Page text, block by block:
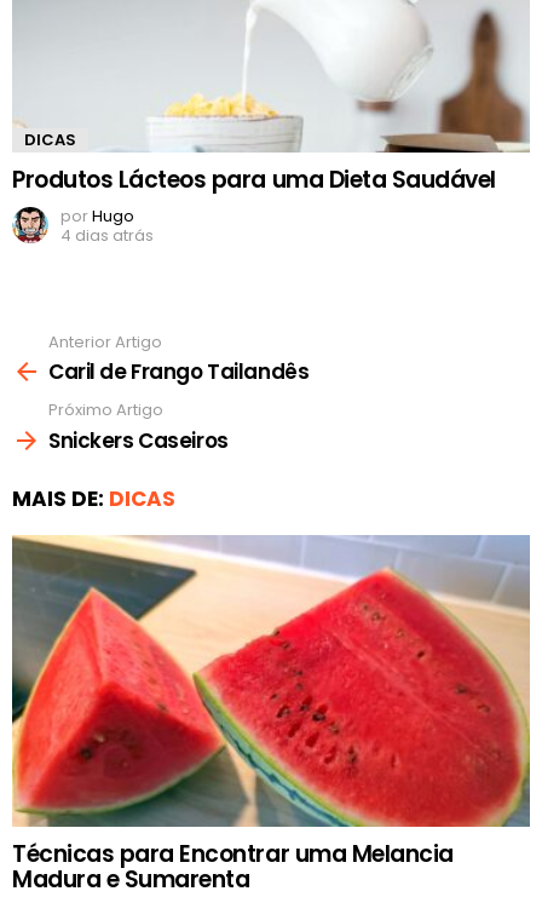
DICAS
Produtos Lácteos para uma Dieta Saudável
porHugo
4 dias atrás
mais
Anterior Artigo
Caril de Frango Tailandês
Próximo Artigo
Snickers Caseiros
MAIS DE: DICAS
Técnicas para Encontrar uma Melancia
Madura e Sumarenta